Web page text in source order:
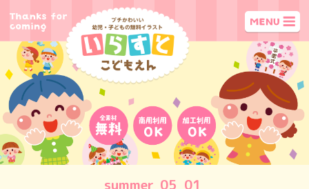
summer_05_01